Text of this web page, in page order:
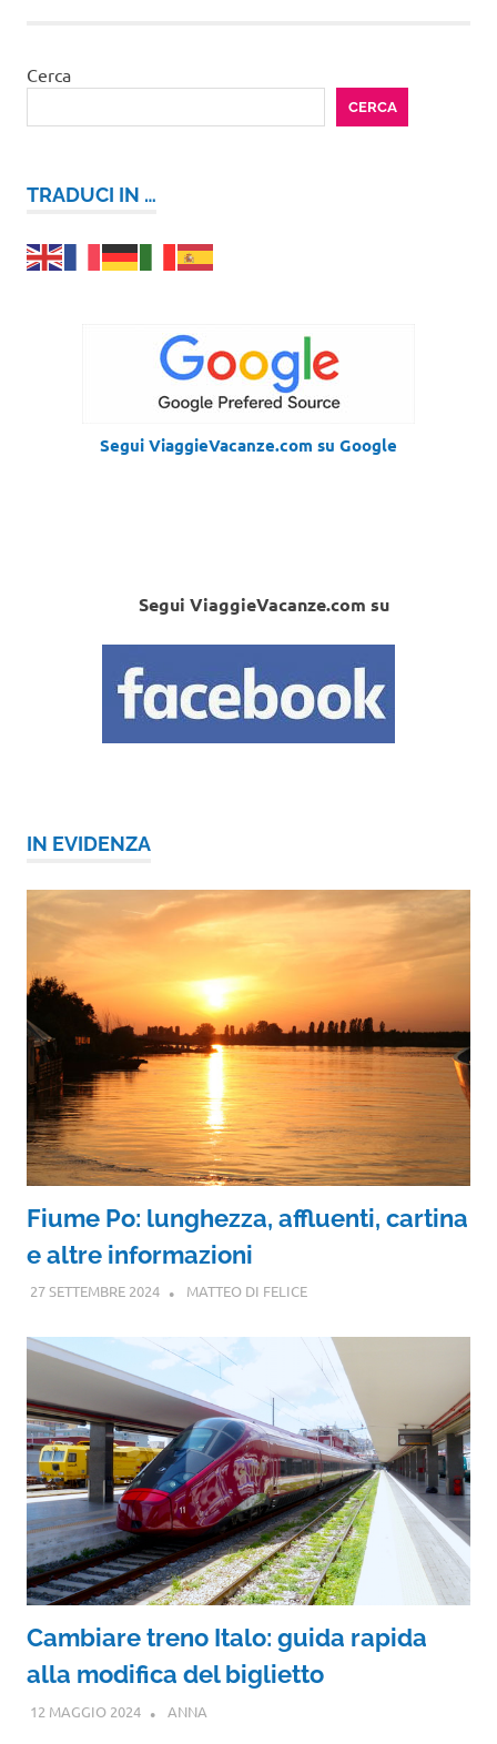
Cerca
CERCA
TRADUCI IN …
Segui ViaggieVacanze.com su Google
Segui ViaggieVacanze.com su
IN EVIDENZA
Fiume Po: lunghezza, affluenti, cartina
e altre informazioni
27 SETTEMBRE 2024 MATTEO DI FELICE
Cambiare treno Italo: guida rapida
alla modifica del biglietto
12 MAGGIO 2024 ANNA